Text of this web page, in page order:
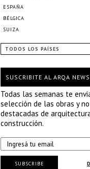
ESPAÑA
BÉLGICA
SUIZA
TODOS LOS PAÍSES
SUSCRIBITE AL ARQA NEWS
Todas las semanas te
selección de las obras y
destacadas de
construcción.
SUBSCRIBE